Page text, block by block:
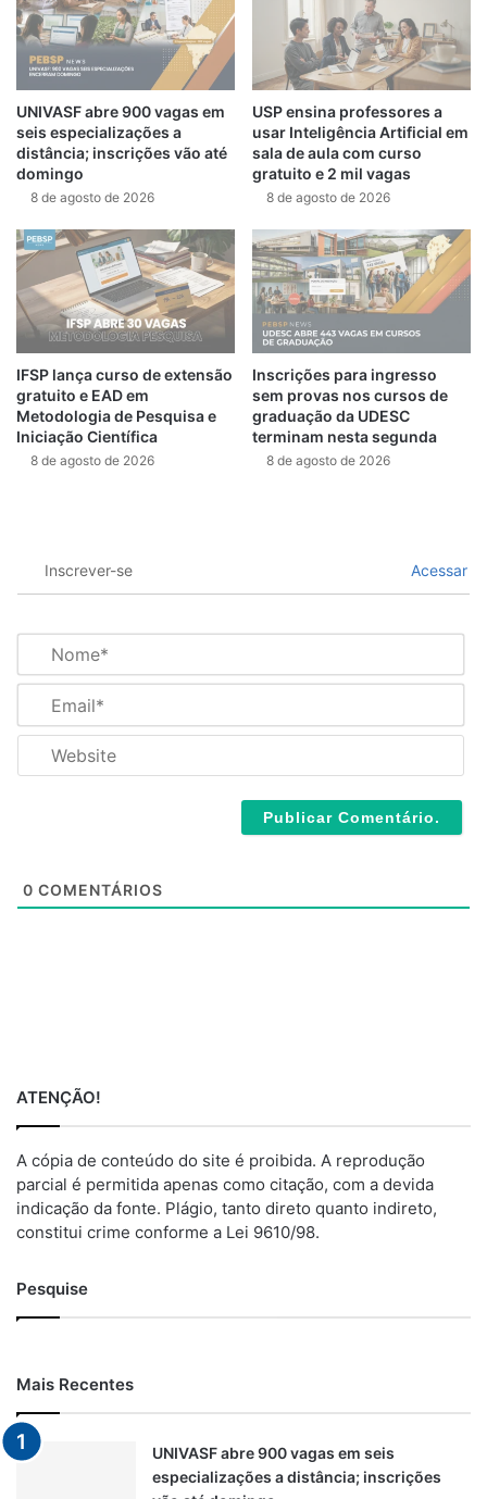
UNIVASF abre 900 vagas em
seis especializações a
distância; inscrições vão até
domingo
8 de agosto de 2026
USP ensina professores a
usar Inteligência Artificial em
sala de aula com curso
gratuito e 2 mil vagas
8 de agosto de 2026
IFSP lança curso de extensão
gratuito e EAD em
Metodologia de Pesquisa e
Iniciação Científica
8 de agosto de 2026
Inscrições para ingresso
sem provas nos cursos de
graduação da UDESC
terminam nesta segunda
8 de agosto de 2026
Inscrever-se Acessar
m
*a
l
0 COMENTÁRIOS
ATENÇÃO!
A cópia de conteúdo do site é proibida. A reprodução
parcial é permitida apenas como citação, com a devida
indicação da fonte. Plágio, tanto direto quanto indireto,
constitui crime conforme a Lei 9610/98.
Pesquise
Mais Recentes
UNIVASF abre 900 vagas em seis
especializações a distância; inscrições